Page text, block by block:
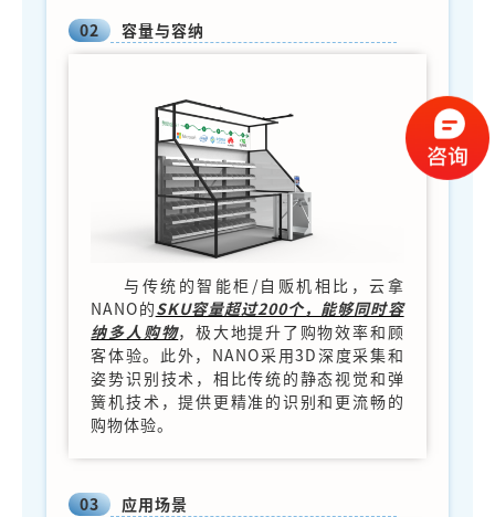
02 容量与容纳
与传统的智能柜/自贩机相比，云拿
NANO的SKU容量超过200个，能够同时容
纳多人购物，极大地提升了购物效率和顾
客体验。此外，NANO采用3D深度采集和
姿势识别技术，相比传统的静态视觉和弹
簧机技术，提供更精准的识别和更流畅的
购物体验。
03 应用场景